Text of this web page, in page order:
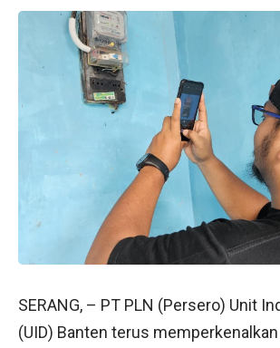
SERANG, – PT PLN (Persero) Unit
(UID) Banten terus